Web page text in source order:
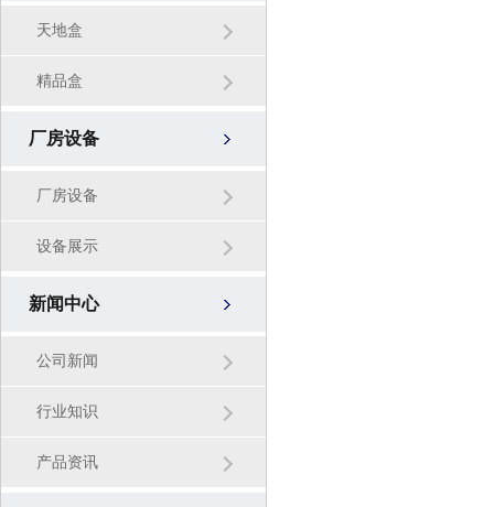
天地盒
精品盒
厂房设备
厂房设备
设备展示
新闻中心
公司新闻
行业知识
产品资讯